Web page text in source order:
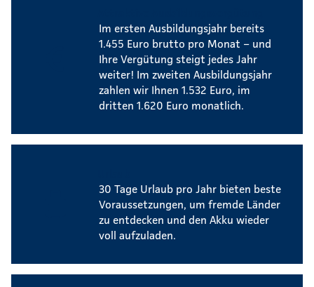
Im ersten Ausbildungsjahr bereits
1.455 Euro brutto pro Monat – und
Ihre Vergütung steigt jedes Jahr
weiter! Im zweiten Ausbildungsjahr
zahlen wir Ihnen 1.532 Euro, im
dritten 1.620 Euro monatlich.
30 Tage Urlaub pro Jahr bieten beste
Voraussetzungen, um fremde Länder
zu entdecken und den Akku wieder
voll aufzuladen.